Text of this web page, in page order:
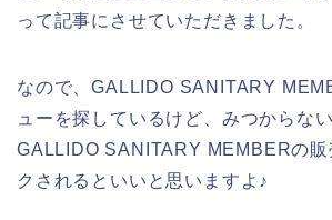
って記事にさせていただきました。
なので、GALLIDO SANITARY
ューを探しているけど、みつからな
GALLIDO SANITARY MEMBERの販
クされるといいと思いますよ♪